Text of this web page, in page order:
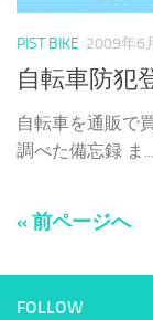
PIST BIKE 2009年6
自転車防犯
自転車を通販で
調べた備忘録 ま...
« 前ページへ
FOLLOW